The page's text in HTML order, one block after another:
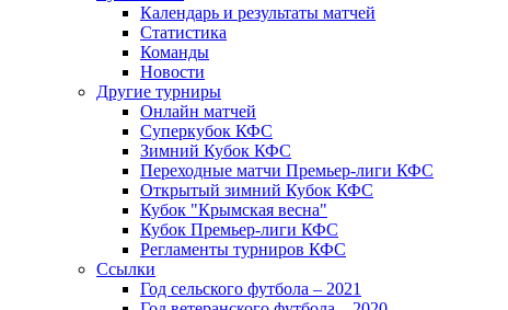
Календарь и результаты матчей
Статистика
Команды
Новости
Другие турниры
Онлайн матчей
Суперкубок КФС
Зимний Кубок КФС
Переходные матчи Премьер-лиги КФС
Открытый зимний Кубок КФС
Кубок "Крымская весна"
Кубок Премьер-лиги КФС
Регламенты турниров КФС
Ссылки
Год сельского футбола – 2021